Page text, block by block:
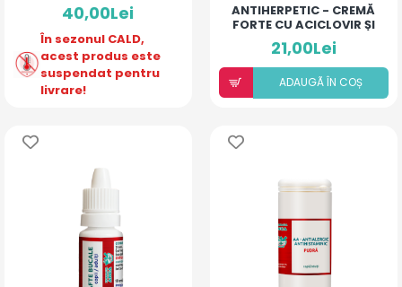
40,00Lei
În sezonul CALD,
acest produs este
suspendat pentru
livrare!
ANTIHERPETIC - CREMĂ
FORTE CU ACICLOVIR ȘI
ULEIURI ESENȚIALE
21,00Lei
ADAUGÃ ÎN COȘ